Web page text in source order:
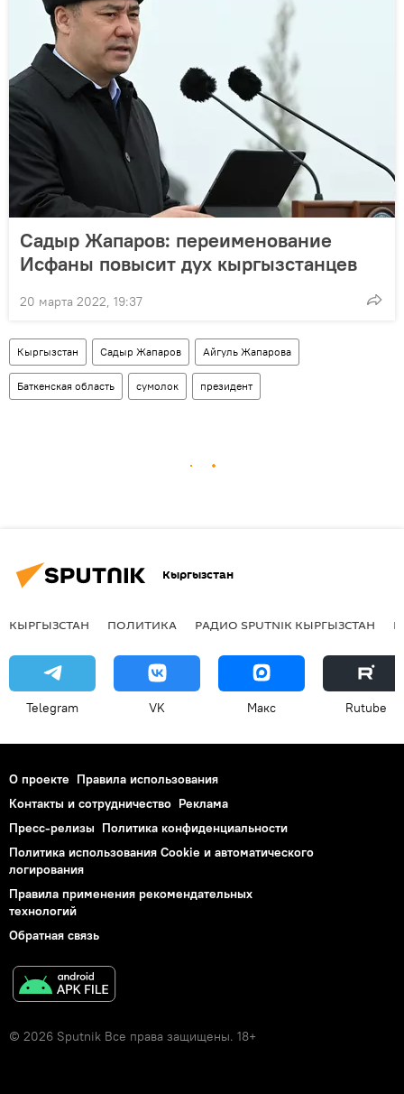
Садыр Жапаров: переименование
Исфаны повысит дух кыргызстанцев
20 марта 2022, 19:37
Кыргызстан Садыр Жапаров Айгуль Жапарова
Баткенская область сумолок президент
Кыргызстан
КЫРГЫЗСТАН ПОЛИТИКА РАДИО SPUTNIK КЫРГЫЗСТАН
Telegram VK Макс Rutube
О проекте Правила использования
Контакты и сотрудничество Реклама
Пресс-релизы Политика конфиденциальности
Политика использования Cookie и автоматического
логирования
Правила применения рекомендательных
технологий
Обратная связь
© 2026 Sputnik Все права защищены. 18+